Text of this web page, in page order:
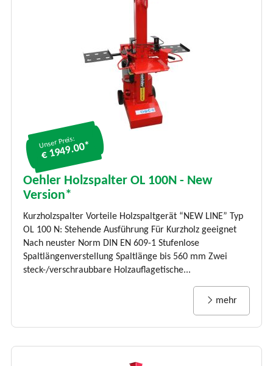
Unser Preis:
€ 1949.00*
Oehler Holzspalter OL 100N - New
Version*
Kurzholzspalter Vorteile Holzspaltgerät “NEW LINE” Typ
OL 100 N: Stehende Ausführung Für Kurzholz geeignet
Nach neuster Norm DIN EN 609-1 Stufenlose
Spaltlängenverstellung Spaltlänge bis 560 mm Zwei
steck-/verschraubbare Holzauflagetische...
mehr